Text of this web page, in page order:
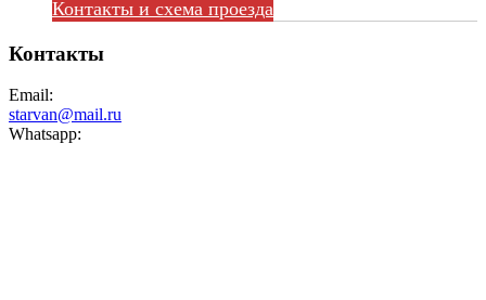
Контакты и схема проезда
Контакты
Email:
starvan@mail.ru
Whatsapp: